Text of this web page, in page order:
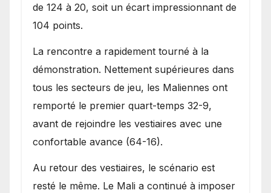
de 124 à 20, soit un écart impressionnant de
104 points.
La rencontre a rapidement tourné à la
démonstration. Nettement supérieures dans
tous les secteurs de jeu, les Maliennes ont
remporté le premier quart-temps 32-9,
avant de rejoindre les vestiaires avec une
confortable avance (64-16).
Au retour des vestiaires, le scénario est
resté le même. Le Mali a continué à imposer